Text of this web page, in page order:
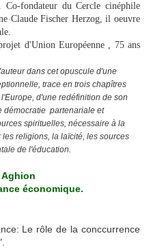
fondateur du Cercle cinéphile
Claude Fischer Herzog, il oeuvre
d'Union Européenne , 75 ans
dans cet opuscule d'une
trace en trois chapîtres
d'une redéfinition de son
démocratie partenariale et
spirituelles, nécessaire à la
religions, la laïcité, les sources
de l'éducation.
économique.
Le rôle de la conccurrence